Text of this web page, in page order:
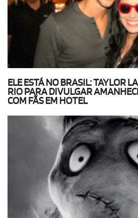
ELE ESTÁ NO BRASIL: TAYLOR
RIO PARA DIVULGAR
COM FÃS EM HOTEL